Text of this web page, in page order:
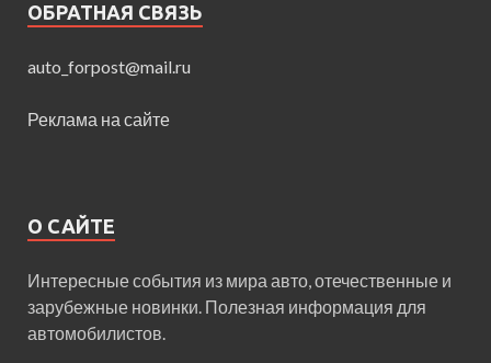
ОБРАТНАЯ СВЯЗЬ
auto_forpost@mail.ru
Реклама на сайте
О САЙТЕ
Интересные события из мира авто, отечественные и
зарубежные новинки. Полезная информация для
автомобилистов.